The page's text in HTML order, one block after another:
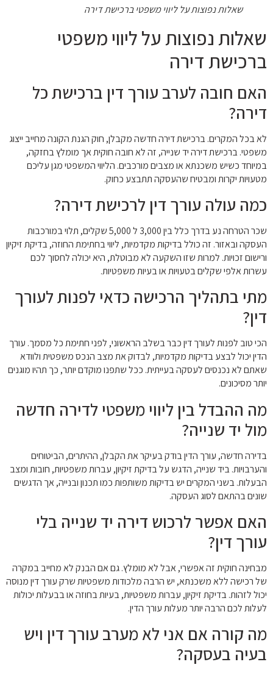
שאלות נפוצות על ליווי משפטי ברכישת דירה
שאלות נפוצות על ליווי משפטי
ברכישת דירה
האם חובה לערב עורך דין ברכישת כל
דירה?
לא בכל המקרים. ברכישת דירה חדשה מקבלן, חוק הגנת הקונה מחייב ייצוג
משפטי. ברכישת דירה יד שנייה, זה לא חובה חוקית אך מומלץ בחזקה,
במיוחד כשיש משכנתא או מצבים מורכבים. הליווי המשפטי מגן עליכם
מטעויות יקרות ומבטיח שהעסקה תתבצע כחוק.
כמה עולה עורך דין לרכישת דירה?
שכר הטרחה נע בדרך כלל בין 3,000 ל 5,000 שקלים, תלוי במורכבות
העסקה ובאזור. זה כולל בדיקות מקדמיות, ליווי בחתימת החוזה, בדיקת זיקיון
ורישום זכויות. למרות שזו השקעה לא מבוטלת, היא יכולה לחסוך לכם
עשרות אלפי שקלים בטעויות או בעיות משפטיות.
מתי בתהליך הרכישה כדאי לפנות לעורך
דין?
הכי טוב לפנות לעורך דין כבר בשלב הראשוני, לפני חתימת כל מסמך. עורך
הדין יכול לבצע בדיקות מקדמיות, לבדוק את מצב הנכס משפטית ולוודא
שאתם לא נכנסים לעסקה בעייתית. ככל שתפנו מוקדם יותר, כך תהיו מוגנים
יותר מסיכונים.
מה ההבדל בין ליווי משפטי לדירה חדשה
מול יד שנייה?
בדירה חדשה, עורך הדין בודק בעיקר את הקבלן, ההיתרים, הביטוחים
והערבויות. ביד שנייה, הדגש על בדיקת זיקיון, עברות משפטיות, חובות ומצב
הבעלות. בשני המקרים יש בדיקות משותפות כמו תכנון ובנייה, אך הדגשים
שונים בהתאם לסוג העסקה.
האם אפשר לרכוש דירה יד שנייה בלי
עורך דין?
מבחינה חוקית זה אפשרי, אבל לא מומלץ. גם אם הבנק לא מחייב במקרה
של רכישה ללא משכנתא, יש הרבה מלכודות משפטיות שרק עורך דין מנוסה
יכול לזהות. בדיקת זיקיון, עברות משפטיות, בעיות בחוזה או בבעלות יכולות
לעלות לכם הרבה יותר מעלות עורך הדין.
מה קורה אם אני לא מערב עורך דין ויש
בעיה בעסקה?